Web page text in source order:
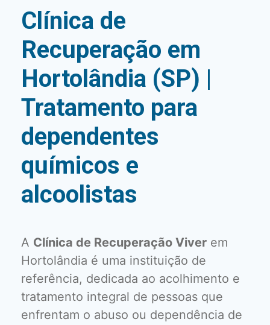
Clínica de
Recuperação em
Hortolândia (SP) |
Tratamento para
dependentes
químicos e
alcoolistas
A Clínica de Recuperação Viver em
Hortolândia é uma instituição de
referência, dedicada ao acolhimento e
tratamento integral de pessoas que
enfrentam o abuso ou dependência de